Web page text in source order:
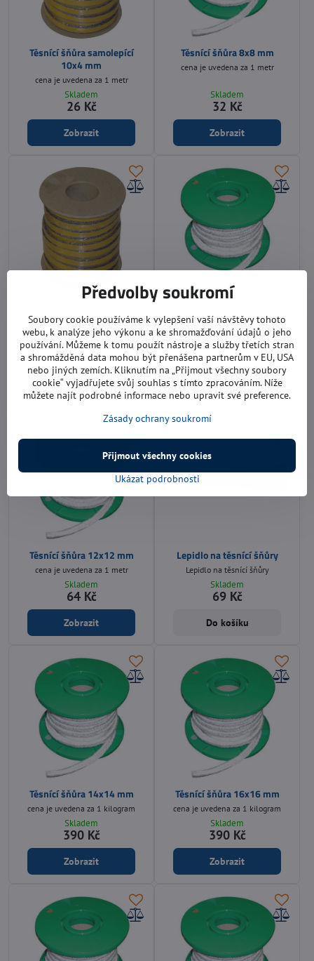
Těsnící šňůra samolepící
10x4 mm
cena je uvedena za 1 metr
Skladem
26 Kč
Zobrazit
Těsnící šňůra 8x8 mm
cena je uvedena za 1 metr
Skladem
32 Kč
Zobrazit
Těsnící šňůra samolepící
12x4 mm
cena je uvedena za 1 metr
Skladem
34 Kč
Zobrazit
Těsnící šňůra 10x10 mm
cena je uvedena za 1 metr
Skladem
42 Kč
Zobrazit
Těsnící šňůra 12x12 mm
cena je uvedena za 1 metr
Skladem
64 Kč
Zobrazit
Lepidlo na těsnící šňůry
Lepidlo na těsnící šňůry
Skladem
69 Kč
Do košíku
Těsnící šňůra 14x14 mm
cena je uvedena za 1 kilogram
Skladem
390 Kč
Zobrazit
Těsnící šňůra 16x16 mm
cena je uvedena za 1 kilogram
Skladem
390 Kč
Zobrazit
Předvolby soukromí
Soubory cookie používáme k vylepšení vaší návštěvy tohoto
webu, k analýze jeho výkonu a ke shromažďování údajů o jeho
používání. Můžeme k tomu použít nástroje a služby třetích stran
a shromážděná data mohou být přenášena partnerům v EU, USA
nebo jiných zemích. Kliknutím na „Přijmout všechny soubory
cookie“ vyjadřujete svůj souhlas s tímto zpracováním. Níže
můžete najít podrobné informace nebo upravit své preference.
Zásady ochrany soukromí
Ukázat podrobnosti
Přijmout všechny cookies